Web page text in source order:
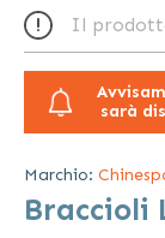
Il
sarà
all'inizio
della
immagini
Marchio:
Braccioli